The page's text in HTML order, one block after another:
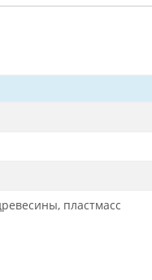
пластмасс